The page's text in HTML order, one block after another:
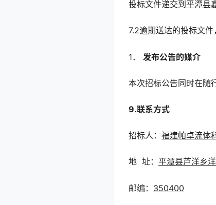
投标文件递交到 平潭县
7.2逾期送达的投标文件
1． 发布公告的媒介
本次招标公告同时在随
9.联系方式
招标人： 福建帕卓流体
地 址： 平潭县芦洋乡
邮编： 350400